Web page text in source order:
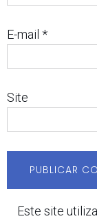
E-mail *
Site
Este site